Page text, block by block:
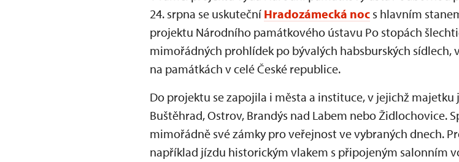
24. srpna se uskuteční Hradozámecká noc s hlavním
projektu Národního památkového ústavu Po stopách
mimořádných prohlídek po bývalých habsburských
na památkách v celé České republice.
Do projektu se zapojila i města a instituce, v jejichž majetku
Buštěhrad, Ostrov, Brandýs nad Labem nebo Židlochovice.
mimořádně své zámky pro veřejnost ve vybraných dnech.
například jízdu historickým vlakem s připojeným salonním